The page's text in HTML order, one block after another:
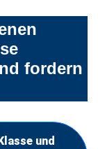
fordern
und